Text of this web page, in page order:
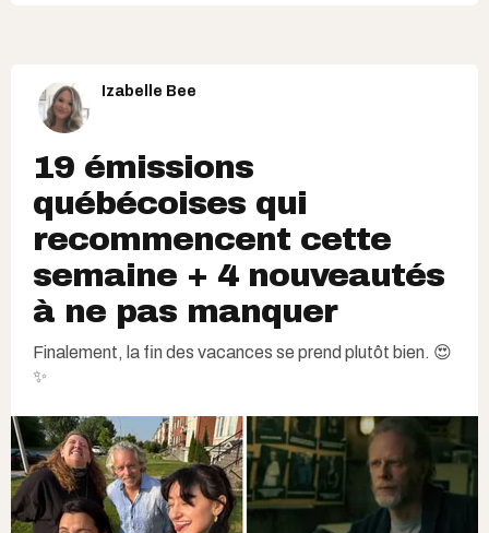
Izabelle Bee
19 émissions
québécoises qui
recommencent cette
semaine + 4 nouveautés
à ne pas manquer
Finalement, la fin des vacances se prend plutôt bien. 😍
✨